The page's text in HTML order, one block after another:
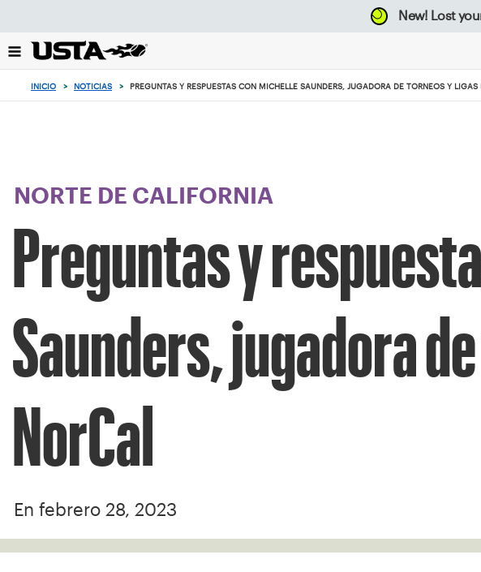
el
botón
New! Lost
INICIO > NOTICIAS > PREGUNTAS Y RESPUESTAS CON MICHELLE SAUNDERS, JUGADORA DE TORNEOS Y LIGAS
NORTE DE CALIFORNIA
Preguntas y
Saunders, jugadora
NorCal
En febrero 28, 2023